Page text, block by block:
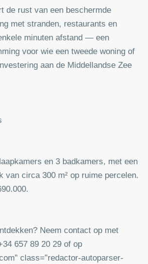
de rust van een beschermde
met stranden, restaurants en
minuten afstand — een
voor wie een tweede woning of
aan de Middellandse Zee
en 3 badkamers, met een
van circa 300 m² op ruime percelen.
Neem contact op met
657 89 20 29 of op
class=”redactor-autoparser-